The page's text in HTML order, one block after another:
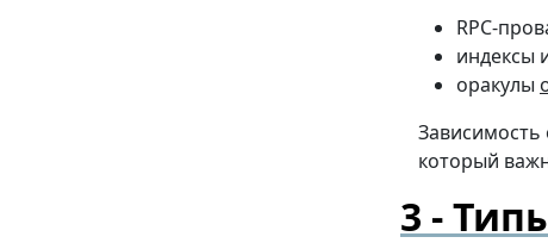
RPC-
индексы
оракулы
Зависимость
который